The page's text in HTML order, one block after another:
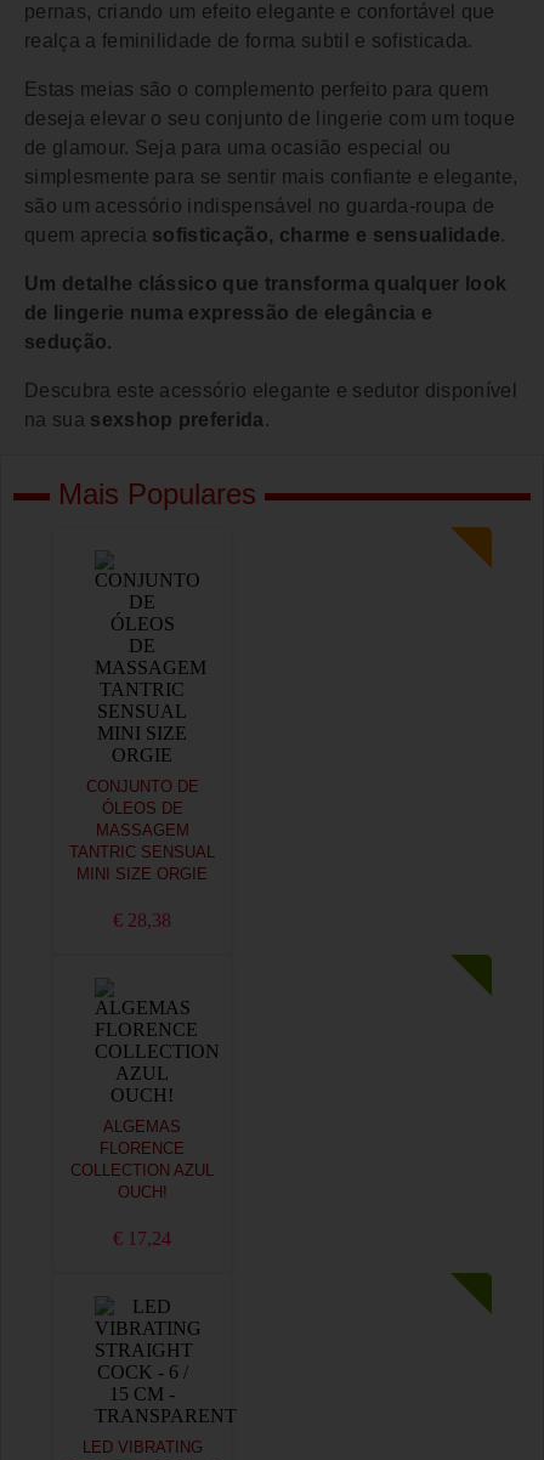
pernas, criando um efeito elegante e confortável que
realça a feminilidade de forma subtil e sofisticada.
Estas meias são o complemento perfeito para quem
deseja elevar o seu conjunto de lingerie com um toque
de glamour. Seja para uma ocasião especial ou
simplesmente para se sentir mais confiante e elegante,
são um acessório indispensável no guarda-roupa de
quem aprecia sofisticação, charme e sensualidade.
Um detalhe clássico que transforma qualquer look
de lingerie numa expressão de elegância e
sedução.
Descubra este acessório elegante e sedutor disponível
na sua sexshop preferida .
Mais Populares
CONJUNTO DE
ÓLEOS DE
MASSAGEM
TANTRIC SENSUAL
MINI SIZE ORGIE
€ 28,38
ALGEMAS
FLORENCE
COLLECTION AZUL
OUCH!
€ 17,24
LED VIBRATING